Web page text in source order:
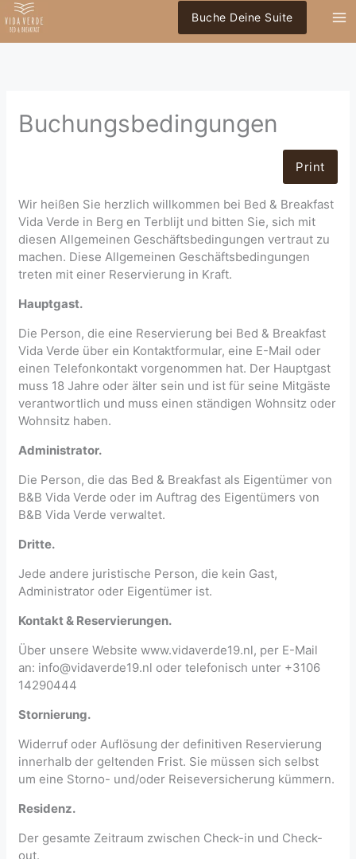
Zum
Inhalt
springen
Buche Deine Suite
Buchungsbedingungen
Print
Wir heißen Sie herzlich willkommen bei Bed & Breakfast
Vida Verde in Berg en Terblijt und bitten Sie, sich mit
diesen Allgemeinen Geschäftsbedingungen vertraut zu
machen. Diese Allgemeinen Geschäftsbedingungen
treten mit einer Reservierung in Kraft.
Hauptgast.
Die Person, die eine Reservierung bei Bed & Breakfast
Vida Verde über ein Kontaktformular, eine E-Mail oder
einen Telefonkontakt vorgenommen hat. Der Hauptgast
muss 18 Jahre oder älter sein und ist für seine Mitgäste
verantwortlich und muss einen ständigen Wohnsitz oder
Wohnsitz haben.
Administrator.
Die Person, die das Bed & Breakfast als Eigentümer von
B&B Vida Verde oder im Auftrag des Eigentümers von
B&B Vida Verde verwaltet.
Dritte.
Jede andere juristische Person, die kein Gast,
Administrator oder Eigentümer ist.
Kontakt & Reservierungen.
Über unsere Website www.vidaverde19.nl, per E-Mail
an: info@vidaverde19.nl oder telefonisch unter +3106
14290444
Stornierung.
Widerruf oder Auflösung der definitiven Reservierung
innerhalb der geltenden Frist. Sie müssen sich selbst
um eine Storno- und/oder Reiseversicherung kümmern.
Residenz.
Der gesamte Zeitraum zwischen Check-in und Check-
out.